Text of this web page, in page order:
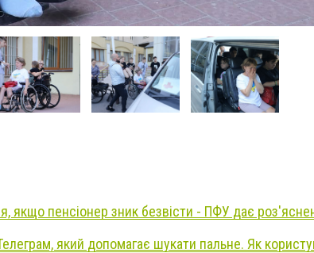
якщо пенсіонер зник безвісти - ПФУ дає
який допомагає шукати пальне. Як